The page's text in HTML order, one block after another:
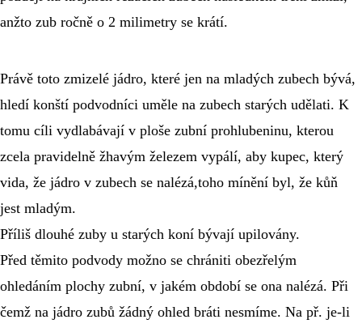
anžto zub ročně o 2 milimetry se krátí.
Právě toto zmizelé jádro, které jen na mladých zubech bývá,
hledí konští podvodníci uměle na zubech starých udělati. K
tomu cíli vydlabávají v ploše zubní prohlubeninu, kterou
zcela pravidelně žhavým železem vypálí, aby kupec, který
vida, že jádro v zubech se nalézá,toho mínění byl, že kůň
jest mladým.
Příliš dlouhé zuby u starých koní bývají upilovány.
Před těmito podvody možno se chrániti obezřelým
ohledáním plochy zubní, v jakém období se ona nalézá. Při
čemž na jádro zubů žádný ohled bráti nesmíme. Na př. je-li